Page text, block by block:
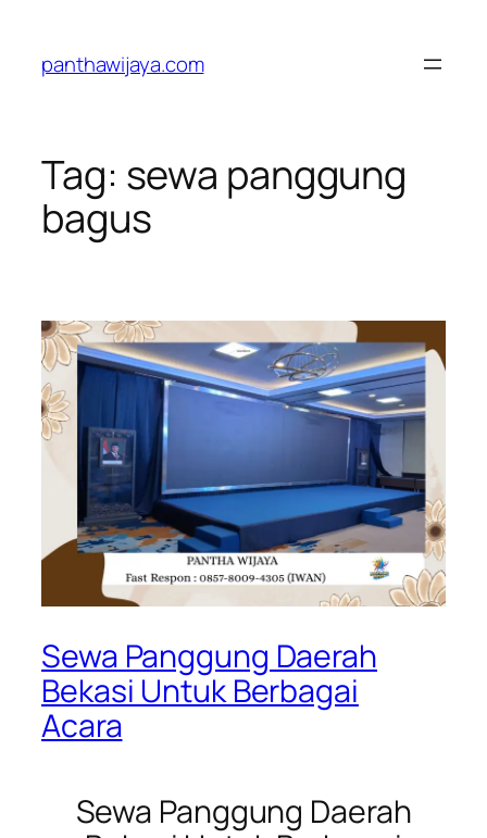
konten
panthawijaya.com
Tag: sewa panggung
bagus
Sewa Panggung Daerah
Bekasi Untuk Berbagai
Acara
Sewa Panggung Daerah